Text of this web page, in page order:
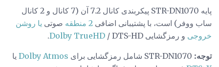
پایه STR-DN1070 پیکربندی کانال 7.2 آن (7 کانال و 2 کانال
ساب ووفر) است، با پشتیبانی اضافی 2 منطقه صوتی یا روشن
خروجی و رمزگشایی Dolby TrueHD / DTS-HD.
توجه: Dolby Atmos یا